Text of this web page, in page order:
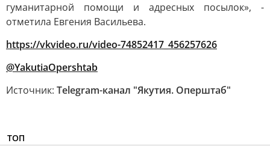
гуманитарной помощи и адресных посылок», -
отметила Евгения Васильева.
https://vkvideo.ru/video-74852417_456257626
@YakutiaOpershtab
Источник: Telegram-канал "Якутия. Оперштаб"
ТОП